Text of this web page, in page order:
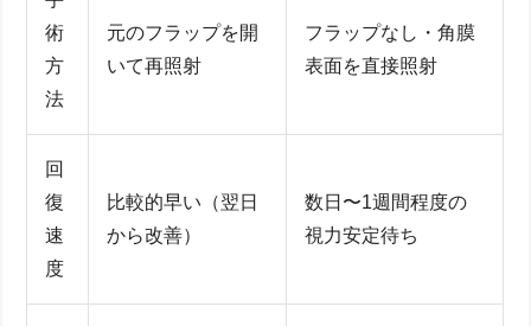
術
方
法
元のフラップを開
いて再照射
フラップなし・角膜
表面を直接照射
回
復
速
度
比較的早い（翌日
から改善）
数日〜1週間程度の
視力安定待ち